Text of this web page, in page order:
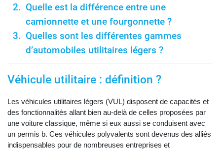
Quelle est la différence entre une
camionnette et une fourgonnette ?
Quelles sont les différentes gammes
d’automobiles utilitaires légers ?
Véhicule utilitaire : définition ?
Les véhicules utilitaires légers (VUL) disposent de capacités et
des fonctionnalités allant bien au-delà de celles proposées par
une voiture classique, même si eux aussi se conduisent avec
un permis b. Ces véhicules polyvalents sont devenus des alliés
indispensables pour de nombreuses entreprises et